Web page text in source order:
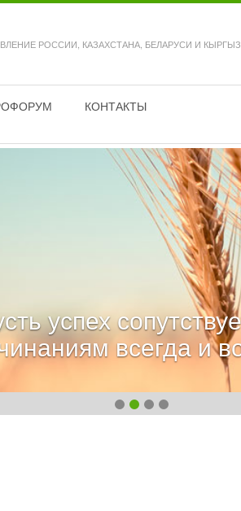
РОССИИ, КАЗАХСТАНА, БЕЛАРУСИ И
КОНТАКТЫ
успех
всегда и